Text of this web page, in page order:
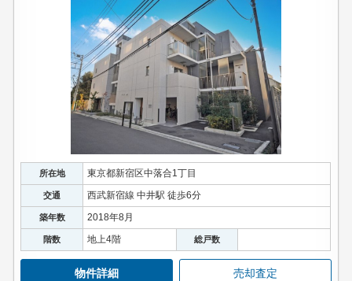
所在地 東京都新宿区中落合1丁目
交通 西武新宿線 中井駅 徒歩6分
築年数 2018年8月
階数 地上4階 総戸数
物件詳細 売却査定